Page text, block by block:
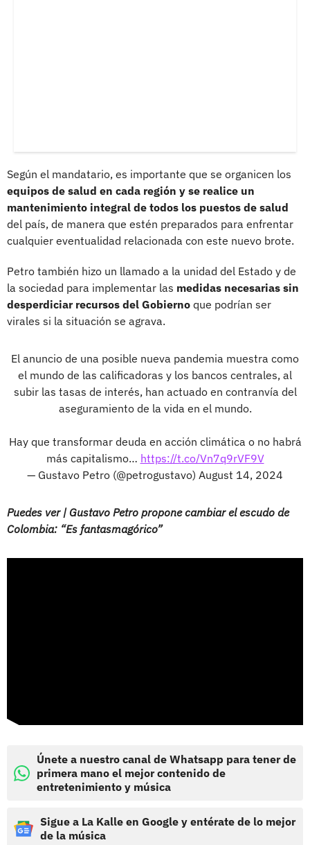
Según el mandatario, es importante que se organicen los
equipos de salud en cada región y se realice un
mantenimiento integral de todos los puestos de salud
del país, de manera que estén preparados para enfrentar
cualquier eventualidad relacionada con este nuevo brote.
Petro también hizo un llamado a la unidad del Estado y de
la sociedad para implementar las medidas necesarias sin
desperdiciar recursos del Gobierno que podrían ser
virales si la situación se agrava.
El anuncio de una posible nueva pandemia muestra como
el mundo de las calificadoras y los bancos centrales, al
subir las tasas de interés, han actuado en contranvía del
aseguramiento de la vida en el mundo.
Hay que transformar deuda en acción climática o no habrá
más capitalismo… https://t.co/Vn7q9rVF9V
— Gustavo Petro (@petrogustavo) August 14, 2024
Puedes ver | Gustavo Petro propone cambiar el escudo de
Colombia: “Es fantasmagórico”
Únete a nuestro canal de Whatsapp para tener de
primera mano el mejor contenido de
entretenimiento y música
Sigue a La Kalle en Google y entérate de lo mejor
de la música